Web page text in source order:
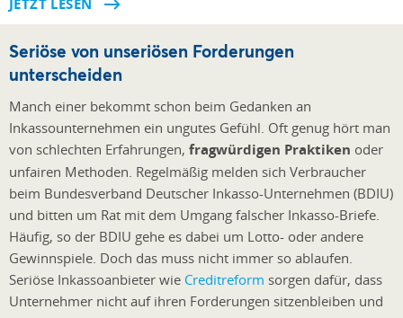
JETZT LESEN
Seriöse von unseriösen Forderungen
unterscheiden
Manch einer bekommt schon beim Gedanken an
Inkassounternehmen ein ungutes Gefühl. Oft genug hört man
von schlechten Erfahrungen, fragwürdigen Praktiken oder
unfairen Methoden. Regelmäßig melden sich Verbraucher
beim Bundesverband Deutscher Inkasso-Unternehmen (BDIU)
und bitten um Rat mit dem Umgang falscher Inkasso-Briefe.
Häufig, so der BDIU gehe es dabei um Lotto- oder andere
Gewinnspiele. Doch das muss nicht immer so ablaufen.
Seriöse Inkassoanbieter wie Creditreform sorgen dafür, dass
Unternehmer nicht auf ihren Forderungen sitzenbleiben und